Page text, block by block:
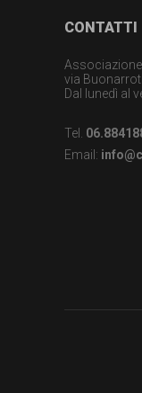
dei
diritti
di
per
FooterCONTATTI
via
Dal lunedì al
Tel.
Email: